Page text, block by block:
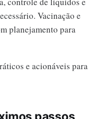
Vacinação e
planejamento para
e acionáveis para